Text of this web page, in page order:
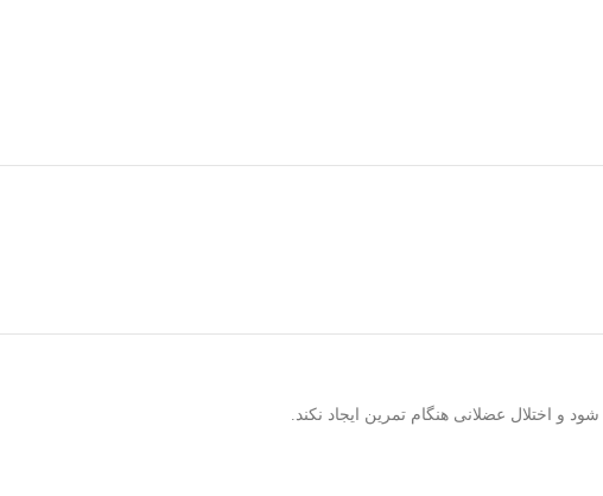
و اختلال عضلانی هنگام تمرین ایجاد نکند.